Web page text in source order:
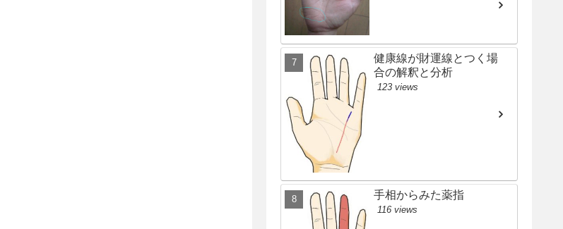
健康線が財運線とつく場
合の解釈と分析
123 views
手相からみた薬指
116 views